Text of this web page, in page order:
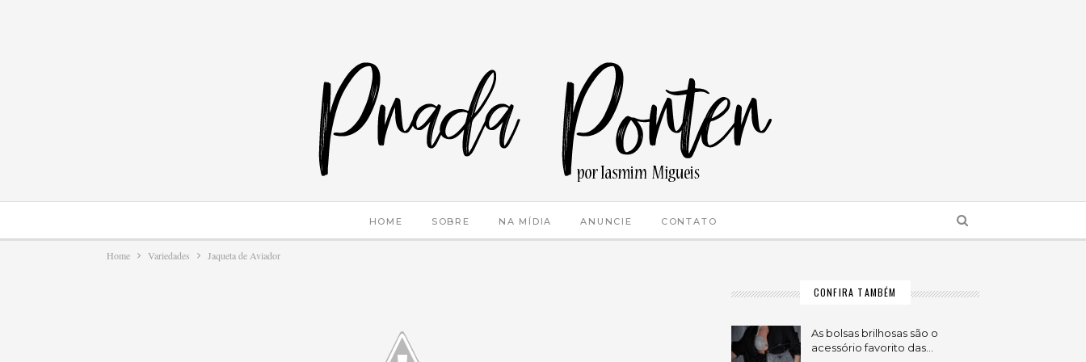
HOME SOBRE NA MÍDIA ANUNCIE CONTATO
Home Variedades Jaqueta de Aviador
CONFIRA TAMBÉM
As bolsas brilhosas são o
acessório favorito das…